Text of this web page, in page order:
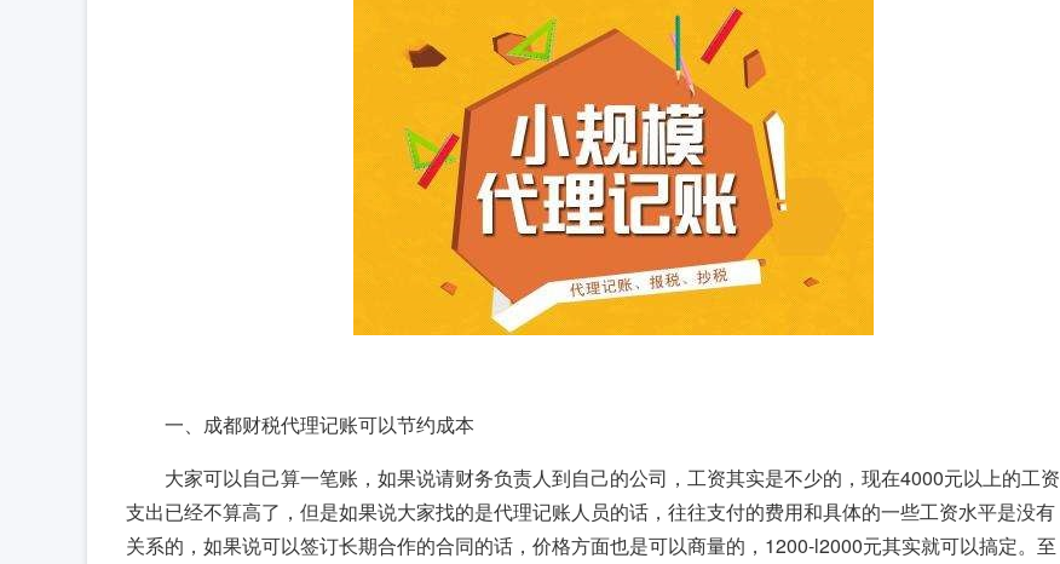
一、成都财税代理记账可以节约成本
大家可以自己算一笔账，如果说请财务负责人到自己的公司，工资其实是不少的，现在4000元以上的工资
支出已经不算高了，但是如果说大家找的是代理记账人员的话，往往支付的费用和具体的一些工资水平是没有
关系的，如果说可以签订长期合作的合同的话，价格方面也是可以商量的，1200-l2000元其实就可以搞定。至